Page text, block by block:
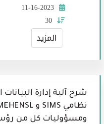
11-16-2023
30
المزيد
شرح آلية إدارة
ومسؤوليات كل من